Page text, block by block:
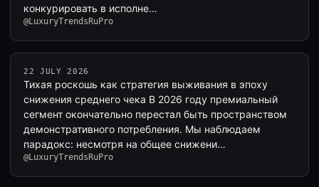
конкурировать в исполне…
@LuxuryTrendsRuPro
22 JULY 2026
Тихая роскошь как стратегия выживания в эпоху
снижения среднего чека В 2026 году премиальный
сегмент окончательно перестал быть пространством
демонстративного потребления. Мы наблюдаем
парадокс: несмотря на общее снижени…
@LuxuryTrendsRuPro